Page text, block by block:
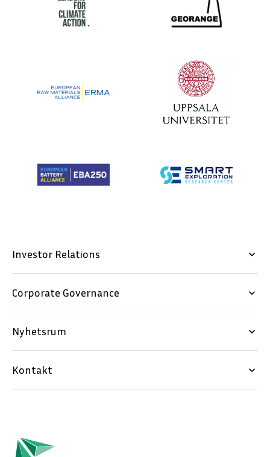
Investor Relations keyboard_arrow_down
Corporate Governance keyboard_arrow_down
Nyhetsrum keyboard_arrow_down
Kontakt keyboard_arrow_down